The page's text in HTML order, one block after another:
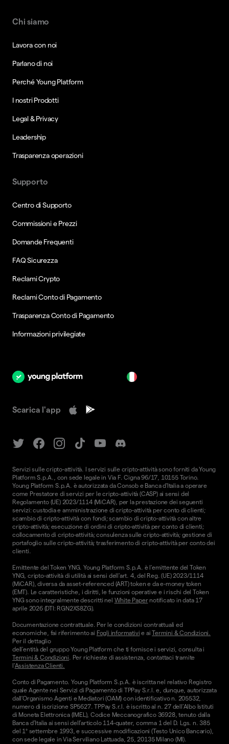
Chi siamo
Lavora con noi
Parlano di noi
Perché Young Platform
I nostri Prodotti
Legal & Privacy
Leadership
Trasparenza operazioni
Supporto
Centro di Supporto
Commissioni e Prezzi
Domande Frequenti
FAQ Sicurezza
Reclami Crypto
Reclami Conto di Pagamento
Trasparenza Conto di Pagamento
Informazioni privilegiate
Scarica l'app
Servizi sulle cripto-attività. I servizi sulle cripto-attività sono forniti da Young
Platform S.p.A., con sede legale in Via F. Cigna 96/17, 10155 Torino.
Young Platform S.p.A. è autorizzata da Consob e Banca d'Italia a operare
come Prestatore di servizi per le cripto-attività (CASP) ai sensi del
Regolamento (UE) 2023/1114 (MiCAR), per la prestazione dei seguenti
servizi: custodia e amministrazione di cripto-attività per conto di clienti;
scambio di cripto-attività con fondi; scambio di cripto-attività con altre
cripto-attività; esecuzione di ordini di cripto-attività per conto di clienti;
collocamento di cripto-attività; consulenza sulle cripto-attività; gestione di
portafoglio sulle cripto-attività; trasferimento di cripto-attività per conto dei
clienti.
Emittente del Token YNG. Young Platform S.p.A. è l'emittente del Token
YNG, cripto-attività di utilità ai sensi dell'art. 4, del Reg. (UE) 2023/1114
(MiCAR), diversa da asset-referenced (ART) token e da e-money token
(EMT). Le caratteristiche, i diritti, le funzioni operative e i rischi del Token
YNG sono integralmente descritti nel White Papernotificato in data 17
aprile 2026 (DTI: RGN2XS8ZG).
Documentazione contrattuale. Per le condizioni contrattuali ed
economiche, fai riferimento ai Fogli informativi e aiTermini & Condizioni.
Per il dettaglio
dell'entità del gruppo Young Platform che ti fornisce i servizi, consulta i
Termini & Condizioni . Per richieste di assistenza, contattaci tramite
l'Assistenza Clienti.
Conto di Pagamento. Young Platform S.p.A. è iscritta nel relativo Registro
quale Agente nei Servizi di Pagamento di TPPay S.r.l. e, dunque, autorizzata
dall’Organismo Agenti e Mediatori (OAM) con identificativo n. 205532,
numero di iscrizione SP5627. TPPay S.r.l. è iscritto al n. 27 dell’Albo Istituti
di Moneta Elettronica (IMEL), Codice Meccanografico 36928, tenuto dalla
Banca d’Italia ai sensi dell’articolo 114-quater, comma 1 del D. Lgs. n. 385
del 1° settembre 1993, e successive modificazioni (Testo Unico Bancario),
con sede legale in Via Serviliano Lattuada, 25, 20135 Milano (MI).